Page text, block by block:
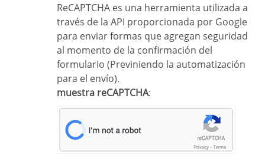
ReCAPTCHA es una herramienta utilizada a
través de la API proporcionada por Google
para enviar formas que agregan seguridad
al momento de la confirmación del
formulario (Previniendo la automatización
para el envío).
muestra reCAPTCHA: